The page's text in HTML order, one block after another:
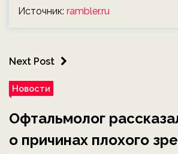
Источник: rambler.ru
Next Post
Новости
Офтальмолог
о причинах плохого